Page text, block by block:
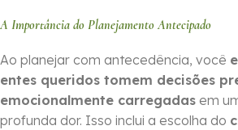
A Importância do Planejamento Antecipado
Ao planejar com antecedência, você
entes queridos tomem decisões
emocionalmente carregadas em
profunda dor. Isso inclui a escolha do